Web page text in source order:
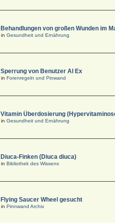
Behandlungen von großen Wunden im
in Gesundheit und Ernährung
Sperrung von Benutzer Al Ex
in Forenregeln und Pinwand
Vitamin Überdosierung
in Gesundheit und Ernährung
Diuca-Finken (Diuca diuca)
in Bibliothek des Wissens
Flying Saucer Wheel gesucht
in Pinnwand Archiv